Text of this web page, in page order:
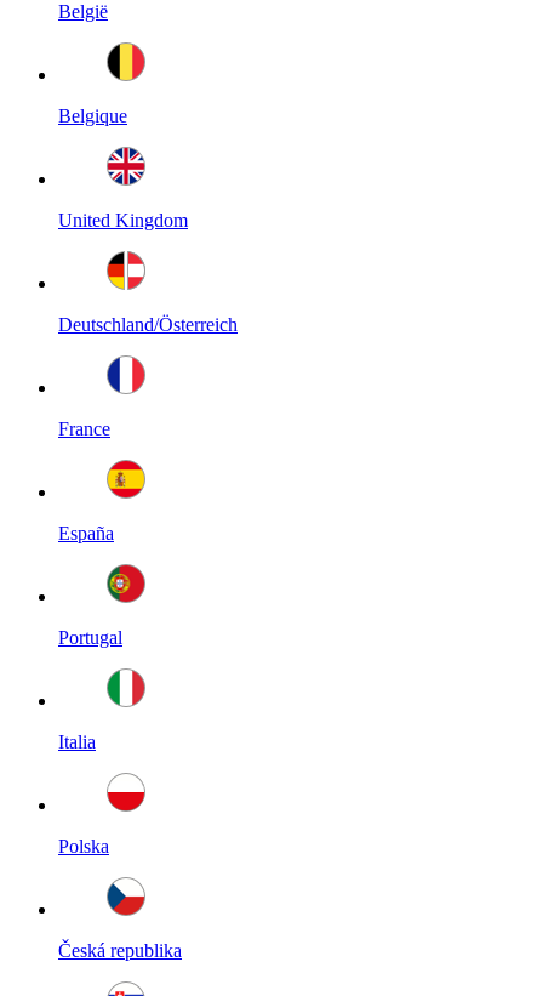
België
Belgique
United Kingdom
Deutschland/Österreich
France
España
Portugal
Italia
Polska
Česká republika